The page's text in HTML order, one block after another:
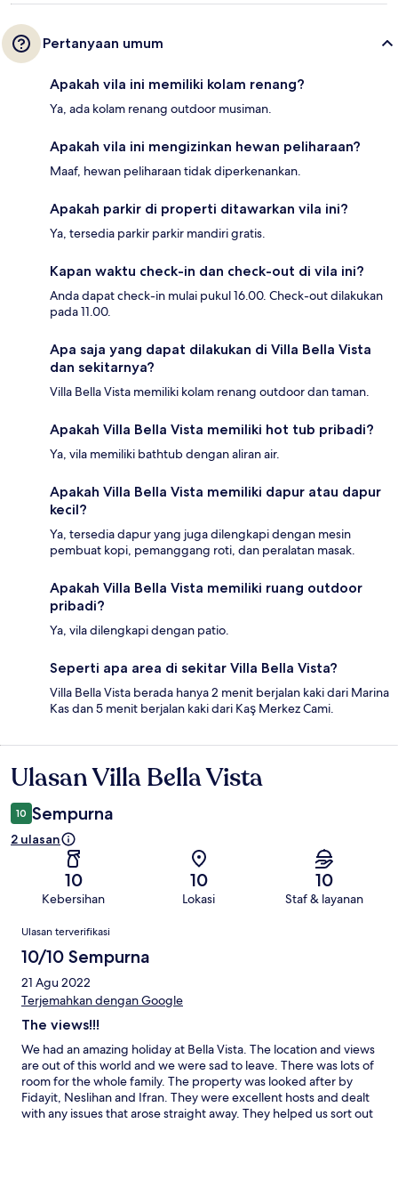
Pertanyaan umum
Apakah vila ini memiliki kolam renang?
Ya, ada kolam renang outdoor musiman.
Apakah vila ini mengizinkan hewan peliharaan?
Maaf, hewan peliharaan tidak diperkenankan.
Apakah parkir di properti ditawarkan vila ini?
Ya, tersedia parkir parkir mandiri gratis.
Kapan waktu check-in dan check-out di vila ini?
Anda dapat check-in mulai pukul 16.00. Check-out dilakukan
pada 11.00.
Apa saja yang dapat dilakukan di Villa Bella Vista
dan sekitarnya?
Villa Bella Vista memiliki kolam renang outdoor dan taman.
Apakah Villa Bella Vista memiliki hot tub pribadi?
Ya, vila memiliki bathtub dengan aliran air.
Apakah Villa Bella Vista memiliki dapur atau dapur
kecil?
Ya, tersedia dapur yang juga dilengkapi dengan mesin
pembuat kopi, pemanggang roti, dan peralatan masak.
Apakah Villa Bella Vista memiliki ruang outdoor
pribadi?
Ya, vila dilengkapi dengan patio.
Seperti apa area di sekitar Villa Bella Vista?
Villa Bella Vista berada hanya 2 menit berjalan kaki dari Marina
Kas dan 5 menit berjalan kaki dari Kaş Merkez Cami.
Ulasan
Ulasan Villa Bella Vista
10 Sempurna
2 ulasan
10
Kebersihan
10
Lokasi
10
Staf & layanan
Ulasan
Ulasan terverifikasi
10/10 Sempurna
21 Agu 2022
Terjemahkan dengan Google
The views!!!
We had an amazing holiday at Bella Vista. The location and views
are out of this world and we were sad to leave. There was lots of
room for the whole family. The property was looked after by
Fidayit, Neslihan and Ifran. They were excellent hosts and dealt
with any issues that arose straight away. They helped us sort out